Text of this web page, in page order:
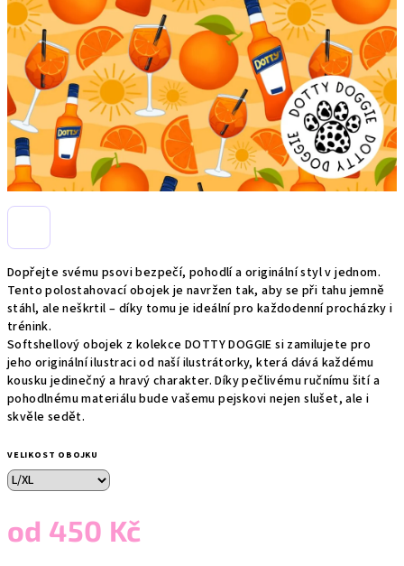
Dopřejte svému psovi bezpečí, pohodlí a originální styl v jednom.
Tento polostahovací obojek je navržen tak, aby se při tahu jemně
stáhl, ale neškrtil – díky tomu je ideální pro každodenní procházky i
trénink.
Softshellový obojek z kolekce DOTTY DOGGIE si zamilujete pro
jeho originální ilustraci od naší ilustrátorky, která dává každému
kousku jedinečný a hravý charakter. Díky pečlivému ručnímu šití a
pohodlnému materiálu bude vašemu pejskovi nejen slušet, ale i
skvěle sedět.
VELIKOST OBOJKU
od 450 Kč